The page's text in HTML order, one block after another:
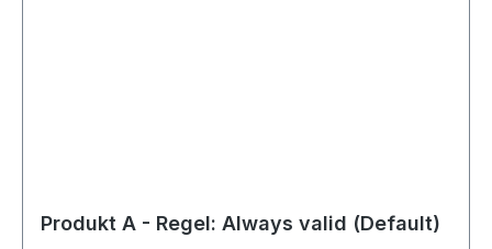
Produkt A - Regel: Always valid (Default)